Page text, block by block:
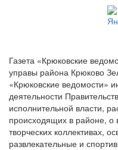
Газета «Крюковские
управы района Крюково
«Крюковские ведомости»
деятельности
исполнительной власти,
происходящих в районе, о
творческих коллективах,
развлекательные и